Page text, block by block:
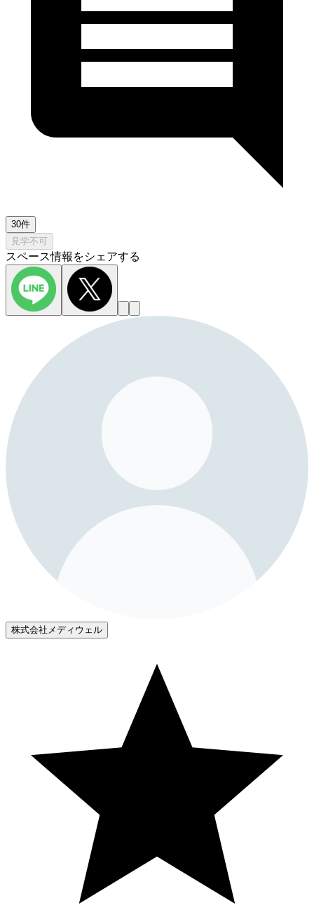
30件
見学不可
スペース情報をシェアする
株式会社メディウェル